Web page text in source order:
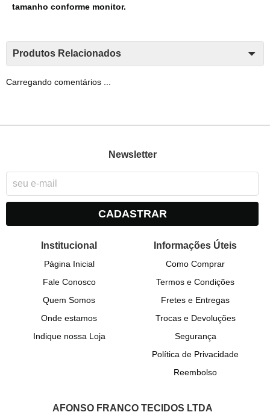
tamanho conforme monitor.
Produtos Relacionados
Carregando comentários ...
Newsletter
CADASTRAR
Institucional
Página Inicial
Fale Conosco
Quem Somos
Onde estamos
Indique nossa Loja
Informações Úteis
Como Comprar
Termos e Condições
Fretes e Entregas
Trocas e Devoluções
Segurança
Política de Privacidade
Reembolso
AFONSO FRANCO TECIDOS LTDA